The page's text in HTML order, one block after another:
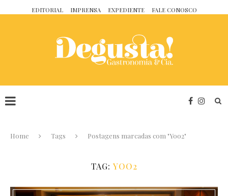
EDITORIAL IMPRENSA EXPEDIENTE FALE CONOSCO
Home Tags Postagens marcadas com "Yoo2"
TAG: YOO2